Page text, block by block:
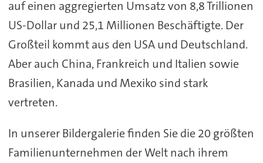
auf einen aggregierten Umsatz von 8,8 Trillionen
US-Dollar und 25,1 Millionen Beschäftigte. Der
Großteil kommt aus den USA und Deutschland.
Aber auch China, Frankreich und Italien sowie
Brasilien, Kanada und Mexiko sind stark
vertreten.
In unserer Bildergalerie finden Sie die 20 größten
Familienunternehmen der Welt nach ihrem